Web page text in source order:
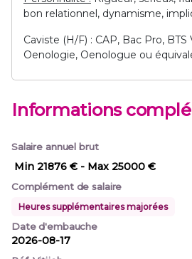
bon relationnel, dynamisme,
Caviste (H/F) : CAP, Bac Pro,
Oenologie, Oenologue ou
Informations
Salaire annuel brut
Min 21876 € - Max 25000 €
Complément de salaire
Heures supplémentaires majorées
Date d'embauche
2026-08-17